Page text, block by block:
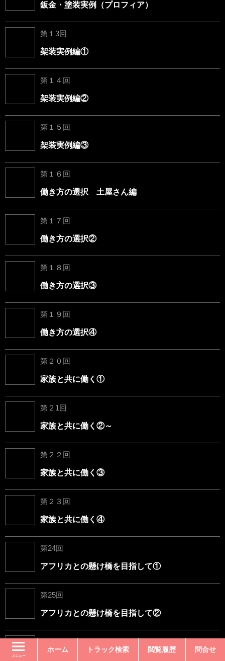
メニュー
ホーム トラック検索 閲覧履歴 問合せ
鈑金・塗装実例（プロフィア）
第１3回
架装実例編①
第１４回
架装実例編②
第１５回
架装実例編③
第１６回
働き方の選択 土屋さん編
第１７回
働き方の選択②
第１８回
働き方の選択③
第１９回
働き方の選択④
第２０回
家族と共に働く①
第２1回
家族と共に働く②～
第２２回
家族と共に働く③
第２３回
家族と共に働く④
第24回
アフリカとの懸け橋を目指して①
第25回
アフリカとの懸け橋を目指して②